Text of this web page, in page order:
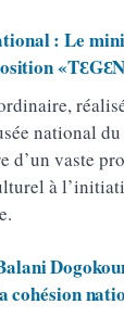
: Le
national
d’un vaste
à
cohésion